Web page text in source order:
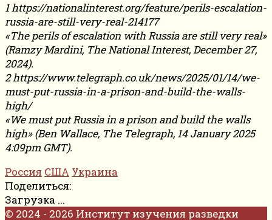
1 https://nationalinterest.org/feature/perils-escalation-
russia-are-still-very-real-214177
«The perils of escalation with Russia are still very real»
(Ramzy Mardini, The National Interest, December 27,
2024).
2 https://www.telegraph.co.uk/news/2025/01/14/we-
must-put-russia-in-a-prison-and-build-the-walls-
high/
«We must put Russia in a prison and build the walls
high» (Ben Wallace, The Telegraph, 14 January 2025
4:09pm GMT).
Россия США Украина
Поделиться:
Загрузка ...
© 2024 - 2026 Институт изучения разведки